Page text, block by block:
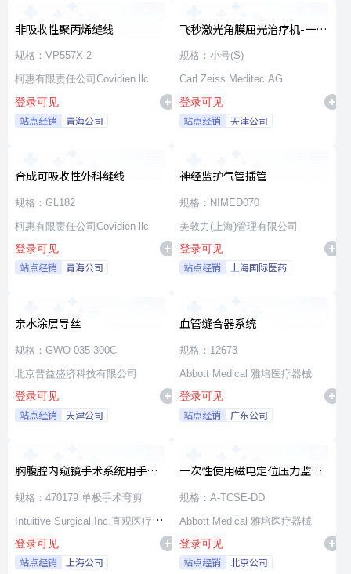
非吸收性聚丙烯缝线
规格：VP557X-2
柯惠有限责任公司Covidien llc
登录可见
站点经销 青海公司
飞秒激光角膜屈光治疗机-一次
性使用无菌治疗包
规格：小号(S)
Carl Zeiss Meditec AG
登录可见
站点经销 天津公司
合成可吸收性外科缝线
规格：GL182
柯惠有限责任公司Covidien llc
登录可见
站点经销 青海公司
神经监护气管插管
规格：NIMED070
美敦力(上海)管理有限公司
登录可见
站点经销 上海国际医药
亲水涂层导丝
规格：GWO-035-300C
北京普益盛济科技有限公司
登录可见
站点经销 天津公司
血管缝合器系统
规格：12673
Abbott Medical 雅培医疗器械
登录可见
站点经销 广东公司
胸腹腔内窥镜手术系统用手术
器械
规格：470179 单极手术弯剪
Intuitive Surgical,Inc.直观医疗公
司
登录可见
站点经销 上海公司
一次性使用磁电定位压力监测
消融导管
规格：A-TCSE-DD
Abbott Medical 雅培医疗器械
登录可见
站点经销 北京公司